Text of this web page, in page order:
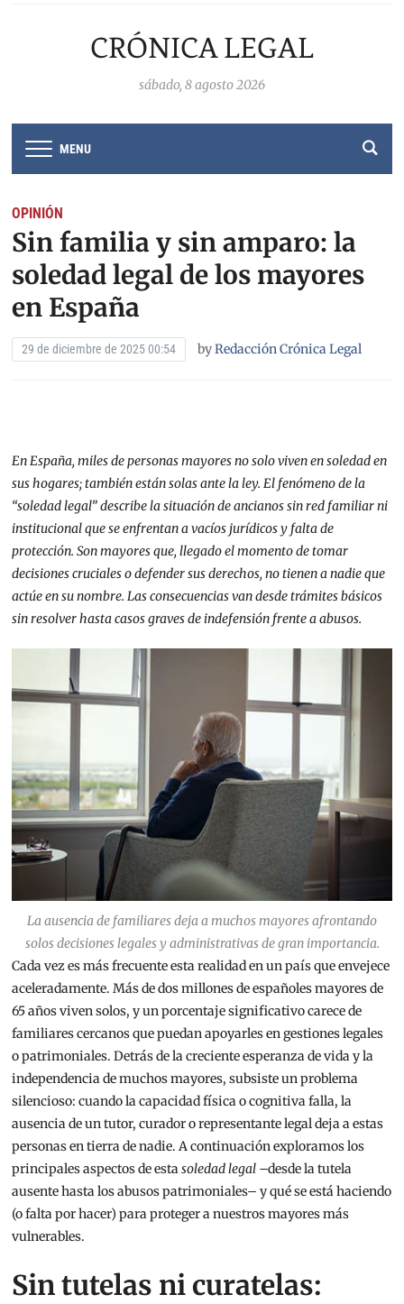
CRÓNICA LEGAL
sábado, 8 agosto 2026
MENU
OPINIÓN
Sin familia y sin amparo: la
soledad legal de los mayores
en España
29 de diciembre de 2025 00:54 byRedacción Crónica Legal
En España, miles de personas mayores no solo viven en soledad en
sus hogares; también están solas ante la ley. El fenómeno de la
“soledad legal” describe la situación de ancianos sin red familiar ni
institucional que se enfrentan a vacíos jurídicos y falta de
protección. Son mayores que, llegado el momento de tomar
decisiones cruciales o defender sus derechos, no tienen a nadie que
actúe en su nombre. Las consecuencias van desde trámites básicos
sin resolver hasta casos graves de indefensión frente a abusos.
La ausencia de familiares deja a muchos mayores afrontando
solos decisiones legales y administrativas de gran importancia.
Cada vez es más frecuente esta realidad en un país que envejece
aceleradamente. Más de dos millones de españoles mayores de
65 años viven solos, y un porcentaje significativo carece de
familiares cercanos que puedan apoyarles en gestiones legales
o patrimoniales. Detrás de la creciente esperanza de vida y la
independencia de muchos mayores, subsiste un problema
silencioso: cuando la capacidad física o cognitiva falla, la
ausencia de un tutor, curador o representante legal deja a estas
personas en tierra de nadie. A continuación exploramos los
principales aspectos de estasoledad legal –desde la tutela
ausente hasta los abusos patrimoniales– y qué se está haciendo
(o falta por hacer) para proteger a nuestros mayores más
vulnerables.
Sin tutelas ni curatelas: